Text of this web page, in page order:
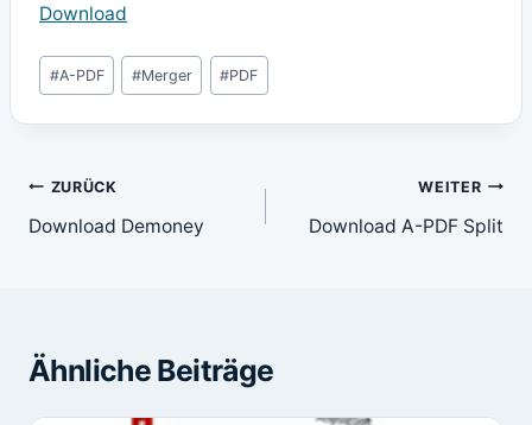
Download
Schlagworte:
#A-PDF #Merger #PDF
Beitragsnavigation
ZURÜCK
Download Demoney
WEITER
Download A-PDF Split
Ähnliche Beiträge